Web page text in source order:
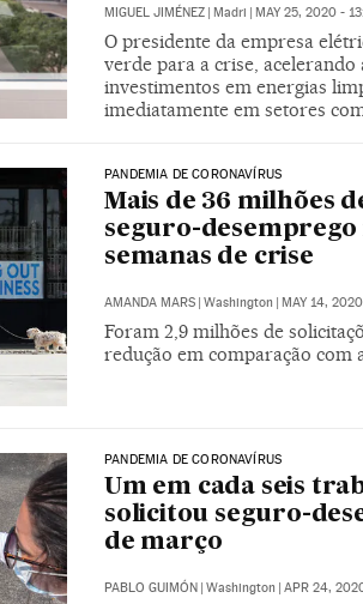
MIGUEL JIMÉNEZ | Madri | MAY 25, 2020 -
O presidente da empresa
verde para a crise, acelerando
investimentos em energias
imediatamente em setores
PANDEMIA DE CORONAVÍRUS
Mais de 36 milhões
seguro-desemprego
semanas de crise
AMANDA MARS | Washington | MAY 14,
Foram 2,9 milhões de
redução em comparação com
PANDEMIA DE CORONAVÍRUS
Um em cada seis
solicitou seguro-
de março
PABLO GUIMÓN | Washington | APR 24,